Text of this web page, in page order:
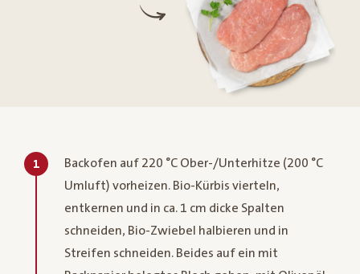
1
Backofen auf 220 °C Ober-/Unterhitze (200 °C
Umluft) vorheizen. Bio-Kürbis vierteln,
entkernen und in ca. 1 cm dicke Spalten
schneiden, Bio-Zwiebel halbieren und in
Streifen schneiden. Beides auf ein mit